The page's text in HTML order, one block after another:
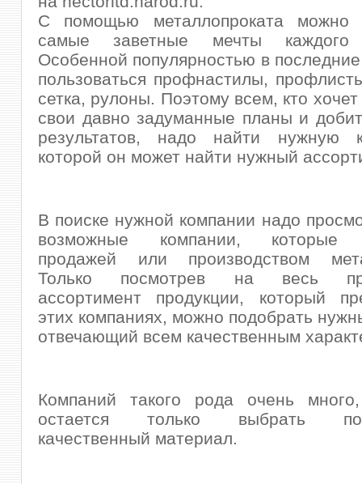
С помощью металлопроката можно
самые заветные мечты каждого
Особенной популярностью в
пользоваться профнастилы,
сетка, рулоны. Поэтому всем, кто
свои давно задуманные планы и
результатов, надо найти нужную
которой он может найти нужный
В поиске нужной компании надо
возможные компании, которые
продажей или производством
Только посмотрев на весь
ассортимент продукции, который
этих компаниях, можно подобрать
отвечающий всем качественным
Компаний такого рода очень
остается только выбрать по-
качественный материал.